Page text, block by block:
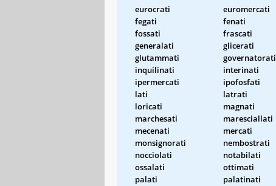
eurocrati
euromercati
fegati
fenati
fossati
frascati
generalati
glicerati
glutammati
governatorati
inquilinati
interinati
ipermercati
ipofosfati
lati
latrati
loricati
magnati
marchesati
maresciallati
mecenati
mercati
monsignorati
nembostrati
nocciolati
notabilati
ossalati
ottimati
palati
palatinati